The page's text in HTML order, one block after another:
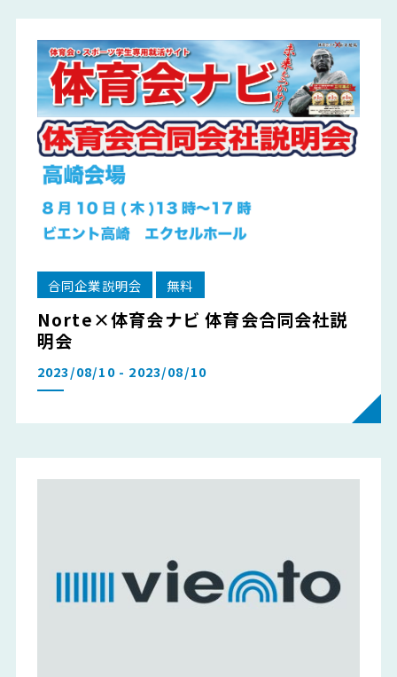
合同企業説明会 無料
Norte×体育会ナビ 体育会合同会社説
明会
2023/08/10 - 2023/08/10